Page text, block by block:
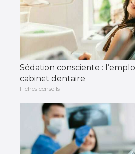
Sédation consciente :
cabinet dentaire
Fiches conseils